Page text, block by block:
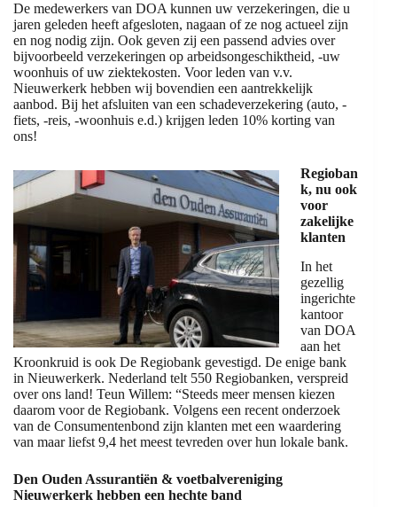
De medewerkers van DOA kunnen uw verzekeringen, die u
jaren geleden heeft afgesloten, nagaan of ze nog actueel zijn
en nog nodig zijn. Ook geven zij een passend advies over
bijvoorbeeld verzekeringen op arbeidsongeschiktheid, -uw
woonhuis of uw ziektekosten. Voor leden van v.v.
Nieuwerkerk hebben wij bovendien een aantrekkelijk
aanbod. Bij het afsluiten van een schadeverzekering (auto, -
fiets, -reis, -woonhuis e.d.) krijgen leden 10% korting van
ons!
Regioban
k, nu ook
voor
zakelijke
klanten
In het
gezellig
ingerichte
kantoor
van DOA
aan het
Kroonkruid is ook De Regiobank gevestigd. De enige bank
in Nieuwerkerk. Nederland telt 550 Regiobanken, verspreid
over ons land! Teun Willem: “Steeds meer mensen kiezen
daarom voor de Regiobank. Volgens een recent onderzoek
van de Consumentenbond zijn klanten met een waardering
van maar liefst 9,4 het meest tevreden over hun lokale bank.
Den Ouden Assurantiën & voetbalvereniging
Nieuwerkerk hebben een hechte band